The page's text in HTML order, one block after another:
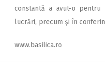
constantă a avut-o pentru
lucrări, precum şi în
www.basilica.ro